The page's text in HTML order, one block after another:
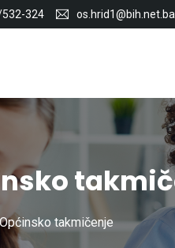
324 os.hrid1@bih.net.ba
Općinsko takmičenje